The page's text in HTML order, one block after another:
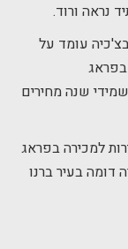
נראה ורוד.
עומד על
למ"ר בפראג
כשמידי שנה מחירים
למכירה בפראג
על כ-1,300,000 ₪ ודירה דומה בעיר ברנו